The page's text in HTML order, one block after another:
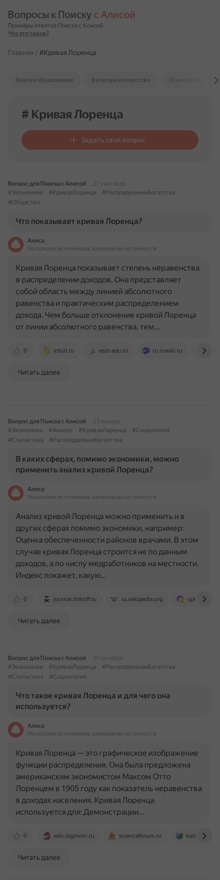
Вопросы к Поиску с Алисой
Примеры ответов Поиска с Алисой
Что это такое?
Главная / #Кривая Лоренца
Наука и образование Культура и искусство Психология и
# Кривая Лоренца
Задать свой вопрос
Вопрос для Поиска с Алисой
27 сентября
#Экономика
#КриваяЛоренца
#РаспределениеБогатства
#Общество
Что показывает кривая Лоренца?
Алиса
На основе источников, возможны неточности
0 intuit.ru resh.edu.ru ru.ruwiki.ru
Кривая Лоренца показывает степень неравенства
в распределении доходов. Она представляет
собой область между линией абсолютного
равенства и практическим распределением
дохода. Чем больше отклонение кривой Лоренца
от линии абсолютного равенства, тем…
Читать далее
Вопрос для Поиска с Алисой
23 января
#Экономика
#Анализ #КриваяЛоренца
#Социология
#Статистика
#РаспределениеБогатства
В каких сферах, помимо экономики, можно
применить анализ кривой Лоренца?
Алиса
На основе источников, возможны неточности
0 journal.tinkoff.ru ru.wikipedia.org
Анализ кривой Лоренца можно применить и в
других сферах помимо экономики, например:
Оценка обеспеченности районов врачами. В этом
случае кривая Лоренца строится не по данным
доходов, а по числу медработников на местности.
Индекс покажет, какую…
Читать далее
Вопрос для Поиска с Алисой
20 октября
#Экономика
#КриваяЛоренца
#РаспределениеБогатства
#Статистика
#Социология
Что такое кривая Лоренца и для чего она
используется?
Алиса
На основе источников, возможны неточности
0 wiki.loginom.ru scienceforum.ru kartaslov.ru
Кривая Лоренца — это графическое изображение
функции распределения. Она была предложена
американским экономистом Максом Отто
Лоренцем в 1905 году как показатель неравенства
в доходах населения. Кривая Лоренца
используется для: Демонстрации…
Читать далее